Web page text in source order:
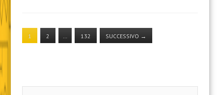
1 2 132 SUCCESSIVO →